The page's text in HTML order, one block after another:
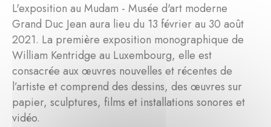
L'exposition au Mudam - Musée d'art moderne
Grand Duc Jean aura lieu du 13 février au 30 août
2021. La première exposition monographique de
William Kentridge au Luxembourg, elle est
consacrée aux œuvres nouvelles et récentes de
l’artiste et comprend des dessins, des œuvres sur
papier, sculptures, films et installations sonores et
vidéo.